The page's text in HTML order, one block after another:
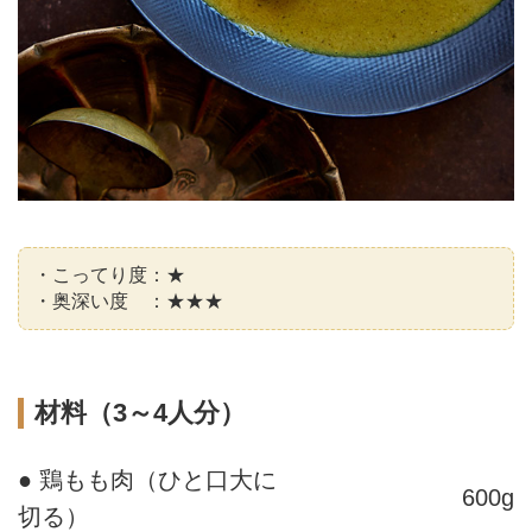
・こってり度：★
・奥深い度 ：★★★
材料（3～4人分）
● 鶏もも肉（ひと口大に
切る）
600g